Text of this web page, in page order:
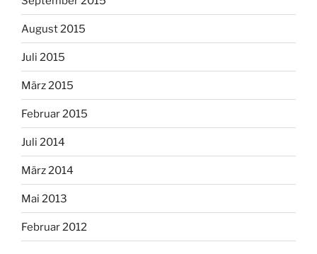
August 2015
Juli 2015
März 2015
Februar 2015
Juli 2014
März 2014
Mai 2013
Februar 2012